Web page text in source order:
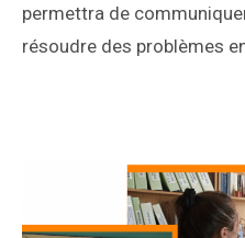
permettra de
résoudre des problèmes